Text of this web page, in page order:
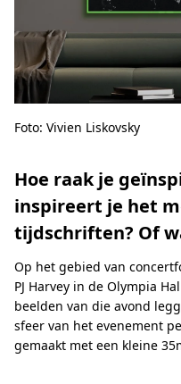
Foto: Vivien Liskovsky
Hoe raak je
inspireert je het
tijdschriften? Of
Op het gebied van
PJ Harvey in de Olympia
beelden van die avond
sfeer van het evenement
gemaakt met een kleine